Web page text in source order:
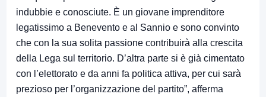
indubbie e conosciute. È un giovane imprenditore
legatissimo a Benevento e al Sannio e sono convinto
che con la sua solita passione contribuirà alla crescita
della Lega sul territorio. D’altra parte si è già cimentato
con l’elettorato e da anni fa politica attiva, per cui sarà
prezioso per l’organizzazione del partito”, afferma